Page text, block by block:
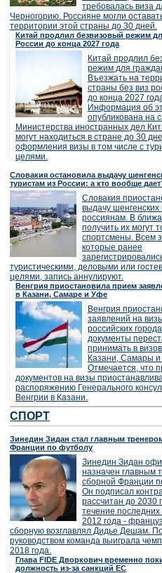
требовалась виза
Черногорию. Россияне могли
территории этой страны до 30 дней.
Китай продлил безвизовый режим
России до конца 2027 года
Китай продлил
режим для
Въезжать на
страны без виз
до конца 2027
Информация об
опубликована на
Министерства иностранных дел
могут находиться в стране до 30
оформления визы в том числе с
целями.
Словакия остановила выдачу
туристам из России: а кто вообще
Словакия
выдачу шенгенских
россиянам. В
получить их могут
спортсмены. Всем
которые ранее
туристическими, деловыми или
целями, запись аннулируют.
Венгрия приостановила прием
в Казани, Самаре и Уфе
Венгрия
заявлений на
российских
документы
принимать в
Казани, Самары
Отмечается, что
документов на визы
распоряжению Генерального
Венгрии в Казани.
СПОРТ
Зинедин Зидан стал главным
Франции по футболу
Зинедин Зидан
назначен главным
сборной Франции
Он подписал
рассчитан до 2030
течение последних
2012 года -
сборную возглавлял Дидье Дешам.
руководством команда выиграла
2018 года.
Глава FIDE Дворкович временно
должность из-за санкций ЕС